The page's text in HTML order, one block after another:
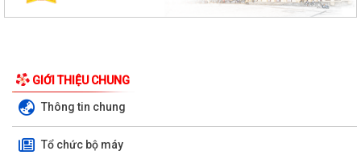
GIỚI THIỆU CHUNG
Thông tin chung
Tổ chức bộ máy